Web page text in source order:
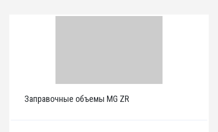
Заправочные объемы MG ZR